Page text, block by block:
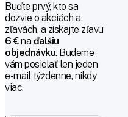
Buďte prvý, kto sa
dozvie o akciách a
zľavách, a získajte zľavu
6 €na ďalšiu
objednávku. Budeme
vám posielať len jeden
e-mail týždenne, nikdy
viac.